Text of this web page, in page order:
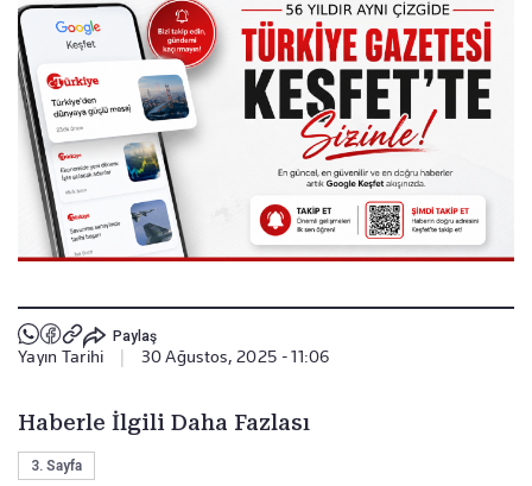
Paylaş
Yayın Tarihi 30 Ağustos, 2025 - 11:06
Haberle İlgili Daha Fazlası
3. Sayfa